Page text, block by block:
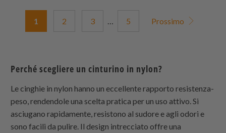
1 2 3 5 Prossimo
Perché scegliere un cinturino in nylon?
Le cinghie in nylon hanno un eccellente rapporto resistenza-
peso, rendendole una scelta pratica per un uso attivo. Si
asciugano rapidamente, resistono al sudore e agli odori e
sono facili da pulire. Il design intrecciato offre una